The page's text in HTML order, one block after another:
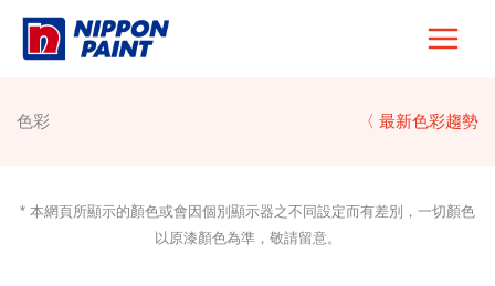
Skip
色彩 〈 最新色彩趨勢
* 本網頁所顯示的顏色或會因個別顯示器之不同設定而有差別，一切顏色
以原漆顏色為準，敬請留意。